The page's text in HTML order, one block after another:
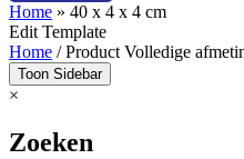
Home » 40 x 4 x 4 cm
Edit Template
Home / Product Volledige
Toon Sidebar
×
Zoeken